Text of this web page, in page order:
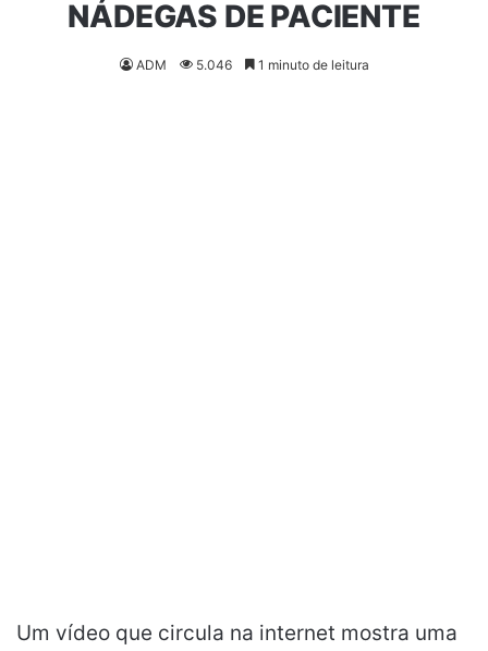
NÁDEGAS DE PACIENTE
ADM 5.046 1 minuto de leitura
Um vídeo que circula na internet mostra uma